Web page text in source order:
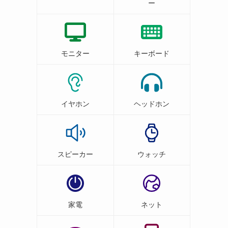
ー
モニター キーボード
イヤホン ヘッドホン
スピーカー ウォッチ
家電 ネット